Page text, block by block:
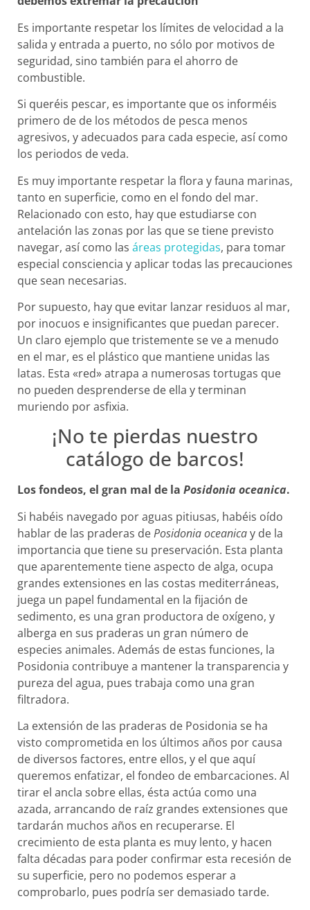
Es importante respetar los límites de velocidad a la
salida y entrada a puerto, no sólo por motivos de
seguridad, sino también para el ahorro de
combustible.
Si queréis pescar, es importante que os informéis
primero de de los métodos de pesca menos
agresivos, y adecuados para cada especie, así como
los periodos de veda.
Es muy importante respetar la flora y fauna marinas,
tanto en superficie, como en el fondo del mar.
Relacionado con esto, hay que estudiarse con
antelación las zonas por las que se tiene previsto
navegar, así como las áreas protegidas, para tomar
especial consciencia y aplicar todas las precauciones
que sean necesarias.
Por supuesto, hay que evitar lanzar residuos al mar,
por inocuos e insignificantes que puedan parecer.
Un claro ejemplo que tristemente se ve a menudo
en el mar, es el plástico que mantiene unidas las
latas. Esta «red» atrapa a numerosas tortugas que
no pueden desprenderse de ella y terminan
muriendo por asfixia.
¡No te pierdas nuestro
catálogo de barcos!
Los fondeos, el gran mal de la Posidonia oceanica.
Si habéis navegado por aguas pitiusas, habéis oído
hablar de las praderas dePosidonia oceanicay de la
importancia que tiene su preservación. Esta planta
que aparentemente tiene aspecto de alga, ocupa
grandes extensiones en las costas mediterráneas,
juega un papel fundamental en la fijación de
sedimento, es una gran productora de oxígeno, y
alberga en sus praderas un gran número de
especies animales. Además de estas funciones, la
Posidonia contribuye a mantener la transparencia y
pureza del agua, pues trabaja como una gran
filtradora.
La extensión de las praderas de Posidonia se ha
visto comprometida en los últimos años por causa
de diversos factores, entre ellos, y el que aquí
queremos enfatizar, el fondeo de embarcaciones. Al
tirar el ancla sobre ellas, ésta actúa como una
azada, arrancando de raíz grandes extensiones que
tardarán muchos años en recuperarse. El
crecimiento de esta planta es muy lento, y hacen
falta décadas para poder confirmar esta recesión de
su superficie, pero no podemos esperar a
comprobarlo, pues podría ser demasiado tarde.